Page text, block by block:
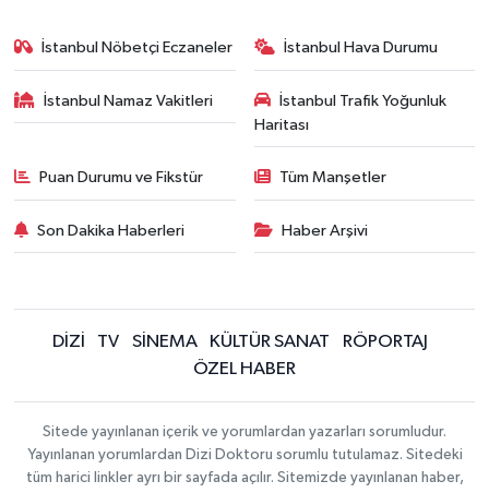
İstanbul Nöbetçi Eczaneler İstanbul Hava Durumu
İstanbul Namaz Vakitleri
İstanbul Trafik Yoğunluk
Haritası
Puan Durumu ve Fikstür Tüm Manşetler
Son Dakika Haberleri Haber Arşivi
DİZİ TV SİNEMA KÜLTÜR SANAT
RÖPORTAJ
ÖZEL HABER
Sitede yayınlanan içerik ve yorumlardan yazarları sorumludur.
Yayınlanan yorumlardan Dizi Doktoru sorumlu tutulamaz. Sitedeki
tüm harici linkler ayrı bir sayfada açılır. Sitemizde yayınlanan haber,